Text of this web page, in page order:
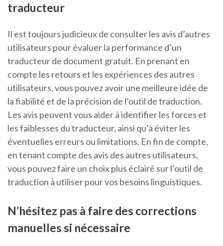
traducteur
Il est toujours judicieux de consulter les avis d’autres
utilisateurs pour évaluer la performance d’un
traducteur de document gratuit. En prenant en
compte les retours et les expériences des autres
utilisateurs, vous pouvez avoir une meilleure idée de
la fiabilité et de la précision de l’outil de traduction.
Les avis peuvent vous aider à identifier les forces et
les faiblesses du traducteur, ainsi qu’à éviter les
éventuelles erreurs ou limitations. En fin de compte,
en tenant compte des avis des autres utilisateurs,
vous pouvez faire un choix plus éclairé sur l’outil de
traduction à utiliser pour vos besoins linguistiques.
N’hésitez pas à faire des corrections
manuelles si nécessaire